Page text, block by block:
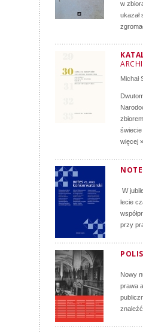
w
ukazał
Michał
więcej »
W
lecie
przy
Nowy
prawa